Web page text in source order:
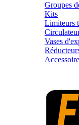
Groupes
Kits
Limiteurs
Vases